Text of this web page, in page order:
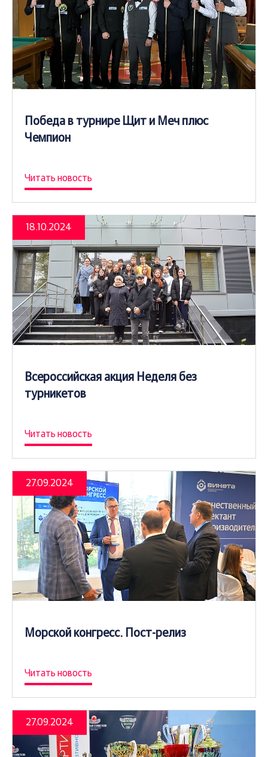
Победа в турнире Щит и Меч плюс
Чемпион
Читать новость
18.10.2024
Всероссийская акция Неделя без
турникетов
Читать новость
27.09.2024
Морской конгресс. Пост-релиз
Читать новость
27.09.2024